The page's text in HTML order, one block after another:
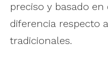
preciso y basado
diferencia respecto
tradicionales.